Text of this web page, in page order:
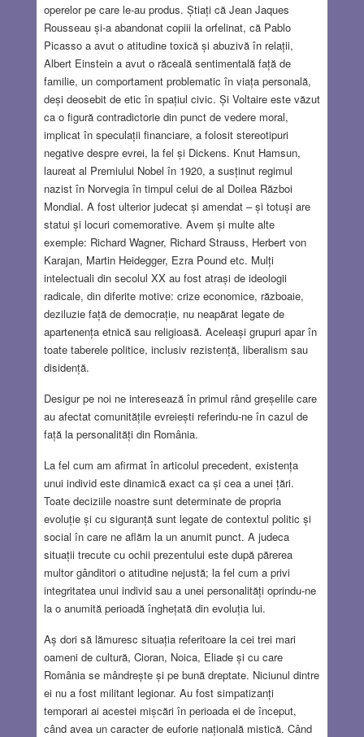
operelor pe care le-au produs. Știați că Jean Jaques
Rousseau și-a abandonat copiii la orfelinat, că Pablo
Picasso a avut o atitudine toxică și abuzivă în relații,
Albert Einstein a avut o răceală sentimentală față de
familie, un comportament problematic în viața personală,
deși deosebit de etic în spațiul civic. Și Voltaire este văzut
ca o figură contradictorie din punct de vedere moral,
implicat în speculații financiare, a folosit stereotipuri
negative despre evrei, la fel și Dickens. Knut Hamsun,
laureat al Premiului Nobel în 1920, a susținut regimul
nazist în Norvegia în timpul celui de al Doilea Război
Mondial. A fost ulterior judecat și amendat – și totuși are
statui și locuri comemorative. Avem și multe alte
exemple: Richard Wagner, Richard Strauss, Herbert von
Karajan, Martin Heidegger, Ezra Pound etc. Mulți
intelectuali din secolul XX au fost atrași de ideologii
radicale, din diferite motive: crize economice, războaie,
deziluzie față de democrație, nu neapărat legate de
apartenența etnică sau religioasă. Aceleași grupuri apar în
toate taberele politice, inclusiv rezistență, liberalism sau
disidență.
Desigur pe noi ne interesează în primul rând greșelile care
au afectat comunitățile evreiești referindu-ne în cazul de
față la personalități din România.
La fel cum am afirmat în articolul precedent, existența
unui individ este dinamică exact ca și cea a unei țări.
Toate deciziile noastre sunt determinate de propria
evoluție și cu siguranță sunt legate de contextul politic și
social în care ne aflăm la un anumit punct. A judeca
situații trecute cu ochii prezentului este după părerea
multor gânditori o atitudine nejustă; la fel cum a privi
integritatea unui individ sau a unei personalități oprindu-ne
la o anumită perioadă înghețată din evoluția lui.
Aș dori să lămuresc situația referitoare la cei trei mari
oameni de cultură, Cioran, Noica, Eliade și cu care
România se mândrește și pe bună dreptate. Niciunul dintre
ei nu a fost militant legionar. Au fost simpatizanți
temporari ai acestei mișcări în perioada ei de început,
când avea un caracter de euforie națională mistică. Când